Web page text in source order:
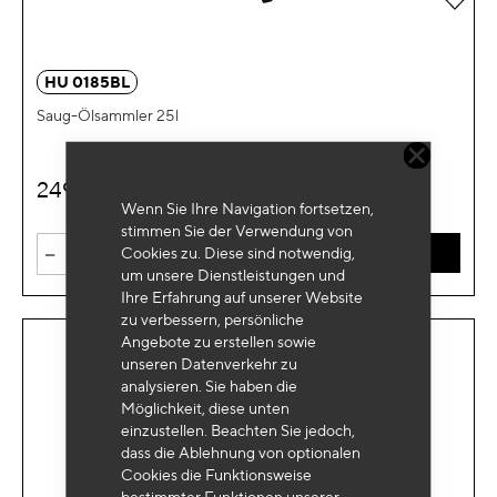
Wenn Sie Ihre Navigation fortsetzen,
stimmen Sie der Verwendung von
Cookies zu. Diese sind notwendig,
um unsere Dienstleistungen und
Ihre Erfahrung auf unserer Website
zu verbessern, persönliche
Angebote zu erstellen sowie
unseren Datenverkehr zu
analysieren. Sie haben die
Möglichkeit, diese unten
einzustellen. Beachten Sie jedoch,
dass die Ablehnung von optionalen
Cookies die Funktionsweise
HU 0185BL
Saug-Ölsammler 25l
249
- IN DEN WARENKORB